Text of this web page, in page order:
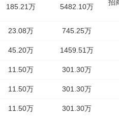
185.21万 5482.10万
招
23.08万 745.25万
45.20万 1459.51万
11.50万 301.30万
11.50万 301.30万
11.50万 301.30万